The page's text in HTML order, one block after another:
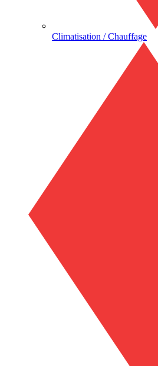
Climatisation / Chauffage